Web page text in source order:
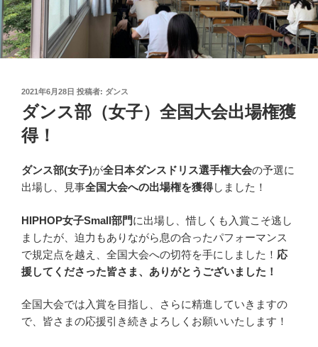
投
日:
2021年6月28日 投稿者: ダンス
ダンス部（女子）全国大会出場権獲
得！
ダンス部(女子)が全日本ダンスドリス選手権大会の予選に
出場し、見事全国大会への出場権を獲得しました！
HIPHOP女子Small部門に出場し、惜しくも入賞こそ逃し
ましたが、迫力もありながら息の合ったパフォーマンス
で規定点を越え、全国大会への切符を手にしました！ 応
援してくださった皆さま、ありがとうございました！
全国大会では入賞を目指し、さらに精進していきますの
で、皆さまの応援引き続きよろしくお願いいたします！